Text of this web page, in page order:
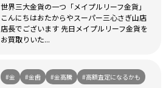
世界三大金貨の一つ「メイプルリーフ金貨」
こんにちはおたからやスーパー三心さぎ山店
店長でございます 先日メイプルリーフ金貨を
お買取りいた...
#金 #金歯 #金高騰 #高額査定になるかも